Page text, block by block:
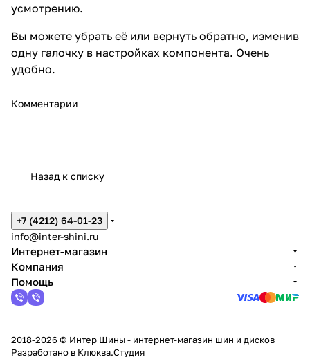
усмотрению.
Вы можете убрать её или вернуть обратно, изменив
одну галочку в настройках компонента. Очень
удобно.
Комментарии
Назад к списку
+7 (4212) 64-01-23
info@inter-shini.ru
Интернет-магазин
Компания
Помощь
2018-2026 © Интер Шины - интернет-магазин шин и дисков
Разработано в Клюква.Студия